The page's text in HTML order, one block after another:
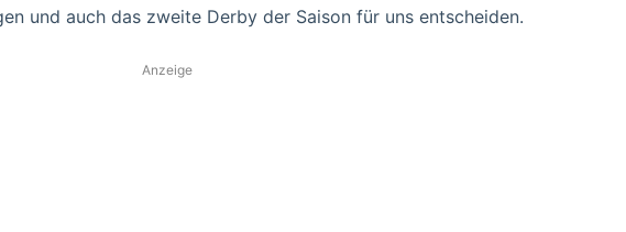
und auch das zweite Derby der Saison für uns entscheiden.
Anzeige